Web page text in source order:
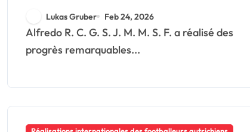
Caps, Contributions
Lukas Gruber Feb 24, 2026
Alfredo R. C. G. S. J. M. M. S. F. a réalisé des
progrès remarquables...